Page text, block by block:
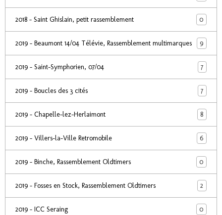
2018 - Saint Ghislain, petit rassemblement 0
2019 - Beaumont 14/04 Télévie, Rassemblement multimarques 9
2019 - Saint-Symphorien, 07/04 7
2019 - Boucles des 3 cités 7
2019 - Chapelle-lez-Herlaimont 8
2019 - Villers-la-Ville Retromobile 6
2019 - Binche, Rassemblement Oldtimers 0
2019 - Fosses en Stock, Rassemblement Oldtimers 2
2019 - ICC Seraing 0